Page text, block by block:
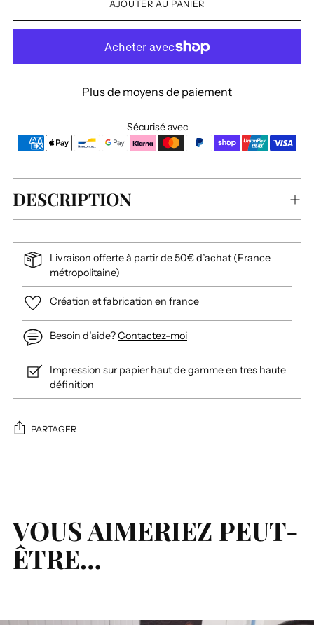
AJOUTER AU PANIER
Plus de moyens de paiement
Sécurisé avec
DESCRIPTION
Livraison offerte à partir de 50€ d’achat (France
métropolitaine)
Création et fabrication en france
Besoin d’aide?Contactez-moi
Impression sur papier haut de gamme en tres haute
définition
PARTAGER
votre
panier
VOUS AIMERIEZ PEUT-
ÊTRE…